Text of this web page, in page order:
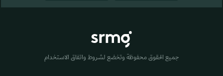
جميع الحقوق محفوظة وتخضع لشروط واتفاق الاستخدام